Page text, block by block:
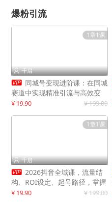
爆粉引流
1章1课
 千启
 同城号变现进阶课：在同城
赛道中实现精准引流与高效变
现，单店月引流成交额提升50%
¥ 19.90 ¥ 199.00
1章1课
 千启
 2026抖音全域课，流量结
构、ROI设定、起号路径，掌握
平台新规下利润最大化
¥ 19.90 ¥ 199.00